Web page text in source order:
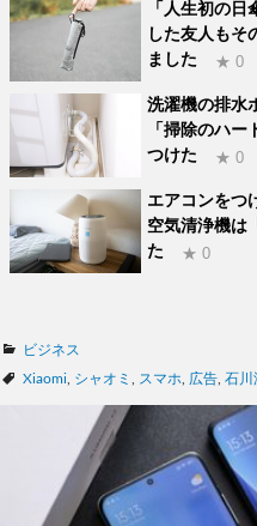
「人生初の
した友人もそ
ました
★ 0
洗濯機の排水
「掃除のハ
つけた
★ 0
エアコンをつ
空気清浄機は
た
★ 0
カ
テ
ビジネス
タ
Xiaomi シャオミ スマホ 広告 石川